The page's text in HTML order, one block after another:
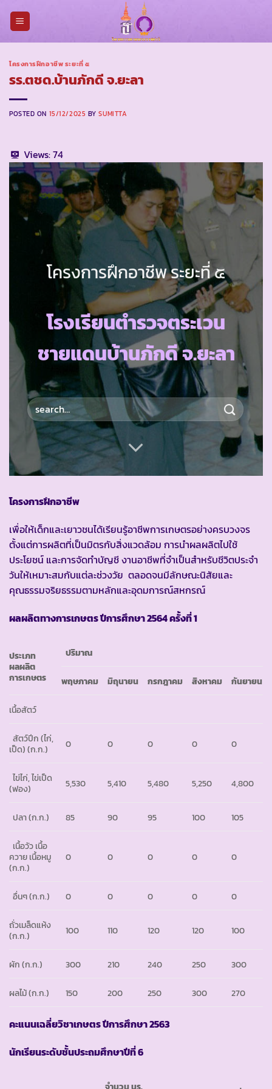
โครงการฝึกอาชีพ ระยะที่ ๕
รร.ตชด.บ้านภักดี จ.ยะลา
POSTED ON 15/12/2025 BYSUMITTA
Views:74
โครงการฝึกอาชีพ ระยะที่ ๕
โรงเรียนตำรวจตระเวน
ชายแดนบ้านภักดี จ.ยะลา
โครงการฝึกอาชีพ
เพื่อให้เด็กและเยาวชนได้เรียนรู้อาชีพการเกษตรอย่างครบวงจร
ตั้งแต่การผลิตที่เป็นมิตรกับสิ่งแวดล้อม การนำผลผลิตไปใช้
ประโยชน์ และการจัดทำบัญชี งานอาชีพที่จำเป็นสำหรับชีวิตประจำ
วันให้เหมาะสมกับแต่ละช่วงวัย ตลอดจนมีลักษณะนิสัยและ
คุณธรรมจริยธรรมตามหลักและอุดมการณ์สหกรณ์
ผลผลิตทางการเกษตร ปีการศึกษา 2564 ครั้งที่ 1
ประเภท
ผลผลิต
การเกษตร
ปริมาณ
พฤษภาคม มิถุนายน กรกฎาคม สิงหาคม กันยายน
เนื้อสัตว์
สัตว์ปีก (ไก่,
เป็ด)(ก.ก.) 0 0 0 0 0
ไข่ไก่, ไข่เป็ด
(ฟอง)
5,530 5,410 5,480 5,250 4,800
ปลา(ก.ก.) 85 90 95 100 105
เนื้อวัว เนื้อ
ควาย เนื้อหมู
(ก.ก.)
0 0 0 0 0
อื่นๆ(ก.ก.) 0 0 0 0 0
ถั่วเมล็ดแห้ง
(ก.ก.)
100 110 120 120 100
ผัก(ก.ก.) 300 210 240 250 300
ผลไม้(ก.ก.) 150 200 250 300 270
คะแนนเฉลี่ยวิชาเกษตร ปีการศึกษา 2563
นักเรียนระดับชั้นประถมศึกษาปีที่ 6